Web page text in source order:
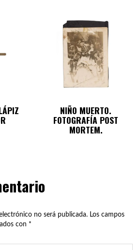
NIÑO MUERTO.
FOTOGRAFÍA POST
MORTEM.
no será publicada. Los campos
con *